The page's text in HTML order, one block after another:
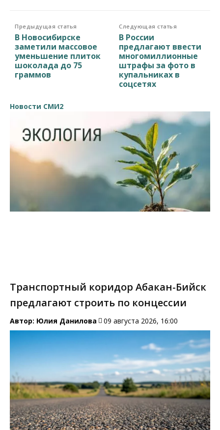
Предыдущая статья
В Новосибирске
заметили массовое
уменьшение плиток
шоколада до 75
граммов
Следующая статья
В России
предлагают ввести
многомиллионные
штрафы за фото в
купальниках в
соцсетях
Новости СМИ2
Транспортный коридор Абакан-Бийск
предлагают строить по концессии
Автор: Юлия Данилова 09 августа 2026, 16:00